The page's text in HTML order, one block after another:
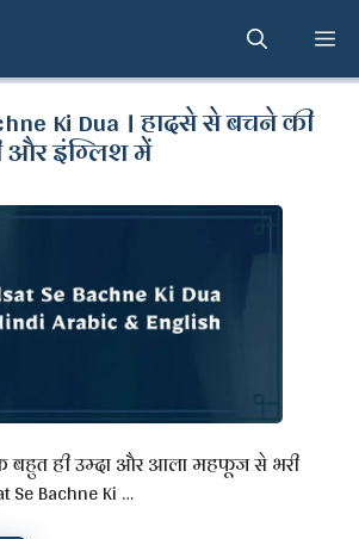
Ki Dua । हादसे से बचने की
और इंग्लिश में
ही उम्दा और आला महफूज से भरी
Bachne Ki …